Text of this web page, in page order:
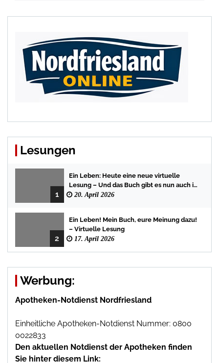
Lesungen
1
Ein Leben: Heute eine neue virtuelle
Lesung – Und das Buch gibt es nun auch in
der Bredstedter Stadtbuchhandlung
20. April 2026
2
Ein Leben! Mein Buch, eure Meinung dazu!
– Virtuelle Lesung
17. April 2026
Werbung:
Apotheken-Notdienst Nordfriesland
Einheitliche Apotheken-Notdienst Nummer: 0800
0022833
Den aktuellen Notdienst der Apotheken finden
Sie hinter diesem Link: